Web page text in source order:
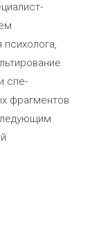
спе­
фрагментов